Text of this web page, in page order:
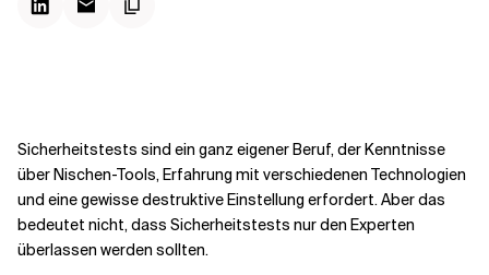
Sicherheitstests sind ein ganz eigener Beruf, der Kenntnisse
über Nischen-Tools, Erfahrung mit verschiedenen Technologien
und eine gewisse destruktive Einstellung erfordert. Aber das
bedeutet nicht, dass Sicherheitstests nur den Experten
überlassen werden sollten.